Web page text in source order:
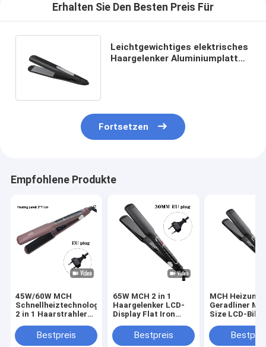
Erhalten Sie Den Besten Preis Für
Leichtgewichtiges elektrisches
Haargelenker Aluminiumplatte
Fortsetzen
Empfohlene Produkte
45W/60W MCH
Schnellheiztechnologie
2 in 1 Haarstrahler
FlachstahlBestpreis
65W MCH 2 in 1
Haargelenker LCD-
Display Flat Iron
Haarkürzer mit 3
Größen-Panel
Bestpreis
MCH Heizung
Geradliner
Size LCD-
Professionelle
Werkzeuge